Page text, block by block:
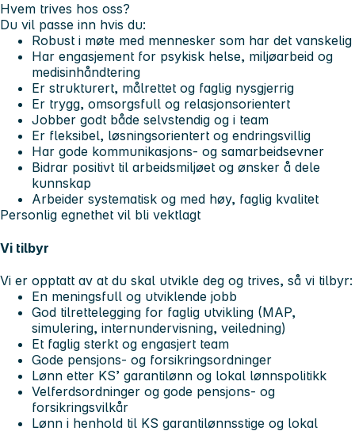
Hvem trives hos oss?
Du vil passe inn hvis du:
Robust i møte med mennesker som har det vanskelig
Har engasjement for psykisk helse, miljøarbeid og
medisinhåndtering
Er strukturert, målrettet og faglig nysgjerrig
Er trygg, omsorgsfull og relasjonsorientert
Jobber godt både selvstendig og i team
Er fleksibel, løsningsorientert og endringsvillig
Har gode kommunikasjons- og samarbeidsevner
Bidrar positivt til arbeidsmiljøet og ønsker å dele
kunnskap
Arbeider systematisk og med høy, faglig kvalitet
Personlig egnethet vil bli vektlagt
Vi tilbyr
Vi er opptatt av at du skal utvikle deg og trives, så vi tilbyr:
En meningsfull og utviklende jobb
God tilrettelegging for faglig utvikling (MAP,
simulering, internundervisning, veiledning)
Et faglig sterkt og engasjert team
Gode pensjons- og forsikringsordninger
Lønn etter KS’ garantilønn og lokal lønnspolitikk
Velferdsordninger og gode pensjons- og
forsikringsvilkår
Lønn i henhold til KS garantilønnsstige og lokal